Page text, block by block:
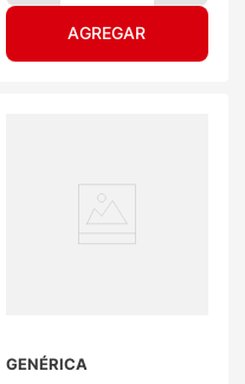
GENÉRICA